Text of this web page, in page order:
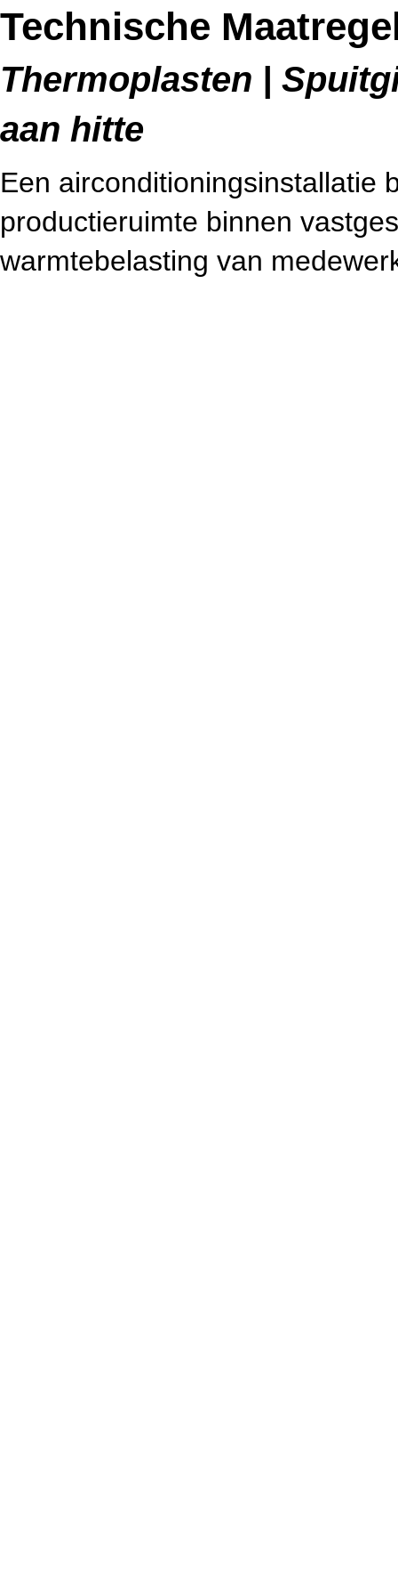
Technische
Thermoplasten |
aan hitte
Een airconditioningsinstallatie
productieruimte binnen
warmtebelasting van